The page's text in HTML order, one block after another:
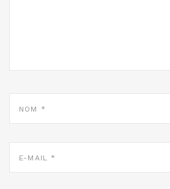
MAIL